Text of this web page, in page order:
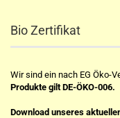
Bio Zertifikat
Wir sind ein nach EG Öko-
Produkte gilt DE-ÖKO-006.
Download unseres